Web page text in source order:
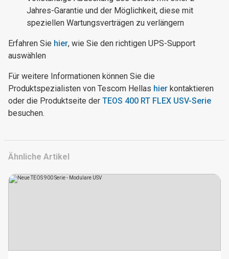
Jahres-Garantie und der Möglichkeit, diese mit
speziellen Wartungsverträgen zu verlängern
Erfahren Sie hier, wie Sie den richtigen UPS-Support
auswählen
Für weitere Informationen können Sie die
Produktspezialisten von Tescom Hellas hier kontaktieren
oder die Produktseite der TEOS 400 RT FLEX USV-Serie
besuchen.
Ähnliche Artikel